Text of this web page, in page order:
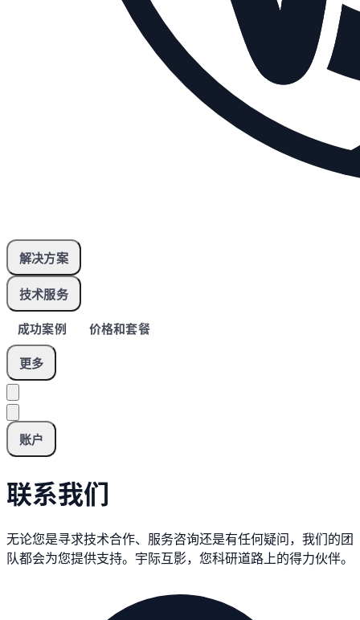
解决方案
技术服务
成功案例 价格和套餐
更多
账户
联系我们
无论您是寻求技术合作、服务咨询还是有任何疑问，我们的团
队都会为您提供支持。宇际互影，您科研道路上的得力伙伴。